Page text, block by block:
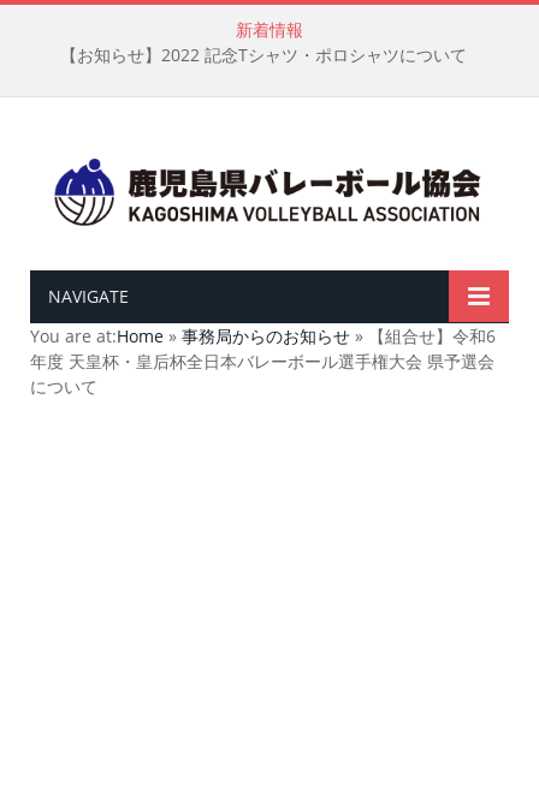
新着情報
【お知らせ】2022 記念Tシャツ・ポロシャツについて
NAVIGATE
You are at:Home » 事務局からのお知らせ »
【組合せ】令和6
年度 天皇杯・皇后杯全日本バレーボール選手権大会 県予選会
について